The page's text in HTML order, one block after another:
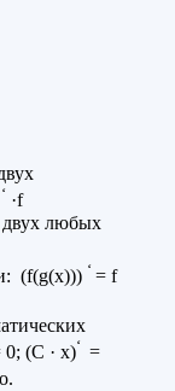
‘ ·f
любых
(f(g(x))) ‘ = f
0; (С · х)‘ =